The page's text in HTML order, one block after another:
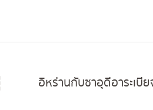
อิหร่านกับซาอุดีอาระเบี